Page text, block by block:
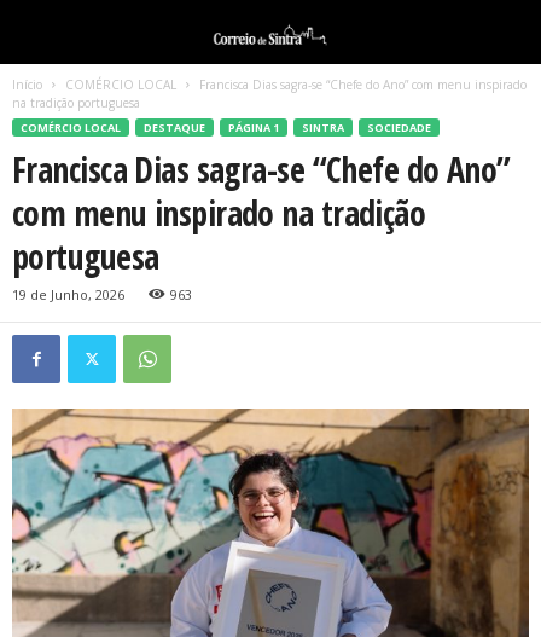
Início COMÉRCIO LOCAL
Francisca Dias sagra-se “Chefe do Ano” com menu inspirado
na tradição portuguesa
COMÉRCIO LOCAL DESTAQUE PÁGINA 1 SINTRA SOCIEDADE
Francisca Dias sagra-se “Chefe do Ano”
com menu inspirado na tradição
portuguesa
19 de Junho, 2026 963